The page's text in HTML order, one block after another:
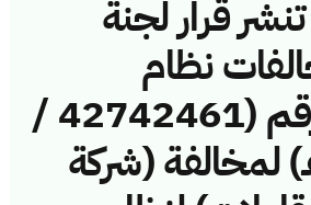
قرار لجنة
نظام
الاتصالات رقم (42742461 /
لمخالفة (شركة